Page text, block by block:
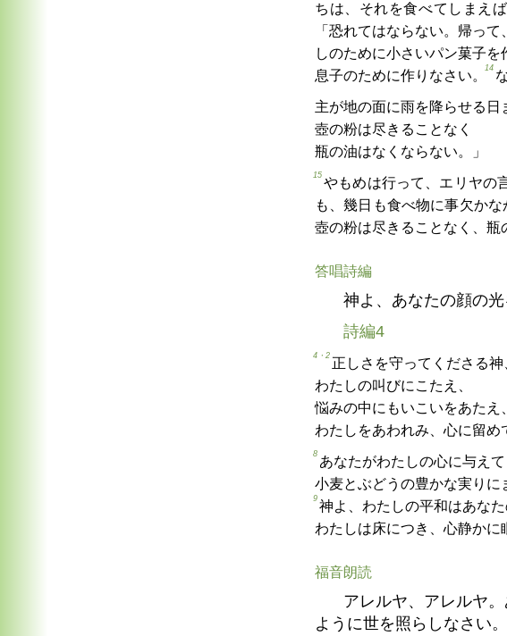
ちは、それを食べてしまえ
「恐れてはならない。帰っ
しのために小さいパン菓子
息子のために作りなさい。
14
主が地の面に雨を降らせる日
壺の粉は尽きることなく
瓶の油はなくならない。」
15
やもめは行って、エリヤの
も、幾日も食べ物に事欠かな
壺の粉は尽きることなく、瓶
答唱詩編
神よ、あなたの顔の
詩編4
4・2
正しさを守ってくださる神
わたしの叫びにこたえ、
悩みの中にもいこいをあたえ、
わたしをあわれみ、心に留め
8
あなたがわたしの心に与えて
小麦とぶどうの豊かな実りに
9
神よ、わたしの平和はあなた
わたしは床につき、心静かに
福音朗読
アレルヤ、アレルヤ
ように世を照らしなさい